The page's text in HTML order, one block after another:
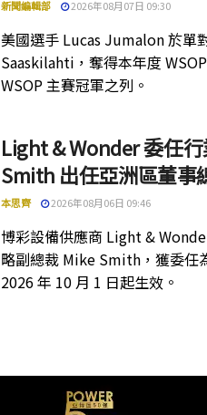
新聞編輯部 2026年08月07日 09:30
美國選手 Lucas Jumalon 於單
Saaskilahti，奪得本年度
WSOP 主賽冠軍之列。
Light & Wonder 委任
Smith 出任亞洲區董事
本思齊 2026年08月06日 09:46
博彩設備供應商 Light &
略副總裁 Mike Smith，獲委任
2026 年 10 月 1 日起生效。